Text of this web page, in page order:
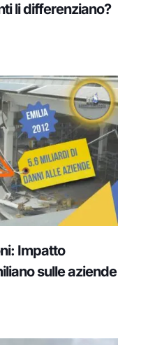
li differenziano?
Impatto
sulle aziende